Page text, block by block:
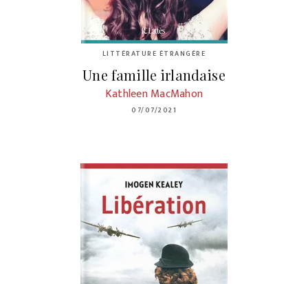
LITTÉRATURE ÉTRANGÈRE
Une famille irlandaise
Kathleen MacMahon
07/07/2021